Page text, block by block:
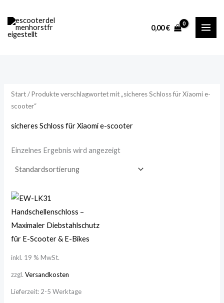
Inhalt
springen
0,00€
i
n
e
s
e
s
Start/ Produkte verschlagwortet mit „sicheres Schloss für Xiaomi e-
scooter“
sicheres Schloss für Xiaomi e-scooter
Einzelnes Ergebnis wird angezeigt
inkl. 19 % MwSt.
zzgl.Versandkosten
Lieferzeit: 2-5 Werktage